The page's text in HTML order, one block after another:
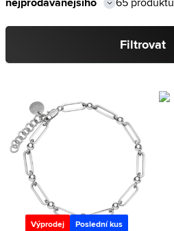
Filtrovat
Výprodej Poslední kus